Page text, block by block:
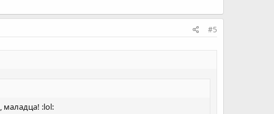
#5
маладца! :lol: